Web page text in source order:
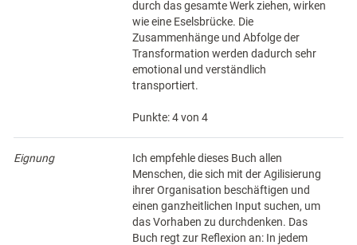
durch das gesamte Werk ziehen, wirken
wie eine Eselsbrücke. Die
Zusammenhänge und Abfolge der
Transformation werden dadurch sehr
emotional und verständlich
transportiert.
Punkte: 4 von 4
Eignung
Ich empfehle dieses Buch allen
Menschen, die sich mit der Agilisierung
ihrer Organisation beschäftigen und
einen ganzheitlichen Input suchen, um
das Vorhaben zu durchdenken. Das
Buch regt zur Reflexion an: In jedem